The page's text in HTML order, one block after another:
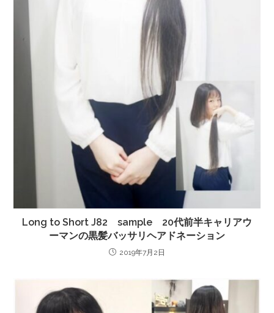
Long to Short J82 sample 20代前半キャリアウ
ーマンの黒髪バッサリヘアドネーション
2019年7月2日